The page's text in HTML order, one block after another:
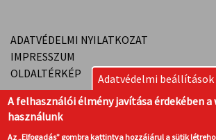
ADATVÉDELMI NYILATKOZAT
IMPRESSZUM
OLDALTÉRKÉP
Adatvédelmi beállítások
A felhasználói élmény javítása érdekében
használunk
Az „Elfogadás” gombra kattintva hozzájárul a sütik